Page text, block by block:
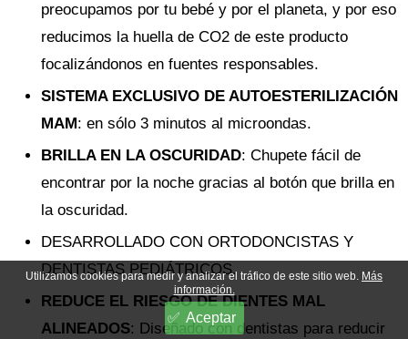
preocupamos por tu bebé y por el planeta, y por eso
reducimos la huella de CO2 de este producto
focalizándonos en fuentes responsables.
SISTEMA EXCLUSIVO DE AUTOESTERILIZACIÓN
MAM: en sólo 3 minutos al microondas.
BRILLA EN LA OSCURIDAD: Chupete fácil de
encontrar por la noche gracias al botón que brilla en
la oscuridad.
DESARROLLADO CON ORTODONCISTAS Y
DENTISTAS PEDIÁTRICOS.
REDUCE EL RIESGO DE DIENTES MAL
ALINEADOS: Diseñado con dentistas para reducir
Utilizamos cookies para medir y analizar el tráfico de este sitio web. Más
información.
Aceptar